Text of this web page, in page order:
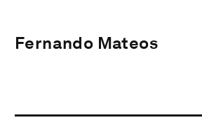
Fernando Mateos